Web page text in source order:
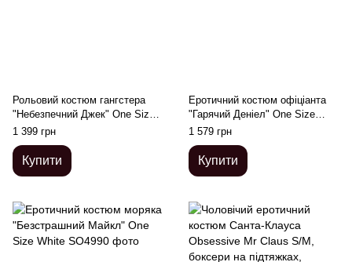
Рольовий костюм гангстера
"Небезпечний Джек" One Size
Black
1 399 грн
Купити
Еротичний костюм офіціанта
"Гарячий Деніел" One Size
Black
1 579 грн
Купити